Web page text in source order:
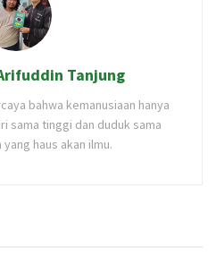
Tanjung
bahwa kemanusiaan hanya
sama tinggi dan duduk sama
haus akan ilmu.